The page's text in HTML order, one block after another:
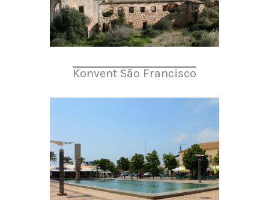
Konvent São Francisco